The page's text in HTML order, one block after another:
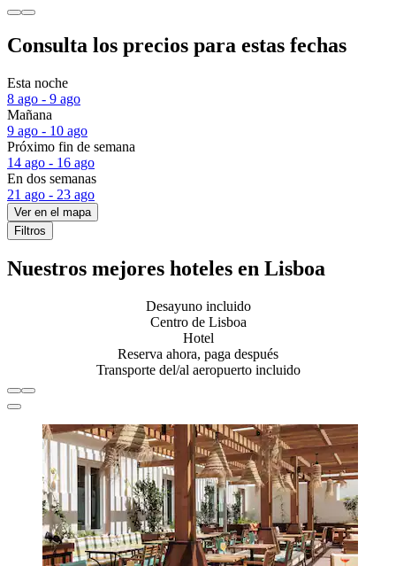
Consulta los precios para estas fechas
Esta noche
8 ago - 9 ago
Mañana
9 ago - 10 ago
Próximo fin de semana
14 ago - 16 ago
En dos semanas
21 ago - 23 ago
Ver en el mapa
Filtros
Nuestros mejores hoteles en Lisboa
Desayuno incluido
Centro de Lisboa
Hotel
Reserva ahora, paga después
Transporte del/al aeropuerto incluido